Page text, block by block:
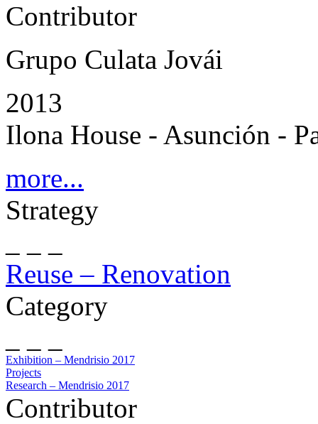
Contributor
Grupo Culata Jovái
2013
Ilona House - Asunción -
more...
Strategy
Reuse – Renovation
Category
Exhibition – Mendrisio 2017
Projects
Research – Mendrisio 2017
Contributor